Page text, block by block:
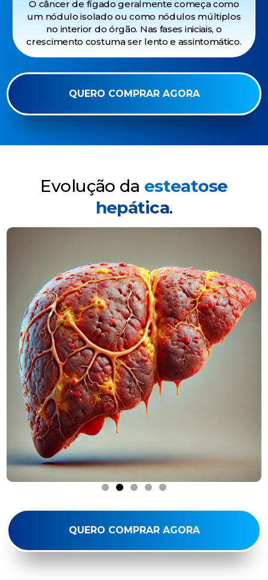
O câncer de fígado geralmente começa como
um nódulo isolado ou como nódulos múltiplos
no interior do órgão. Nas fases iniciais, o
crescimento costuma ser lento e assintomático.
QUERO COMPRAR AGORA
Evolução da esteatose
hepática.
QUERO COMPRAR AGORA